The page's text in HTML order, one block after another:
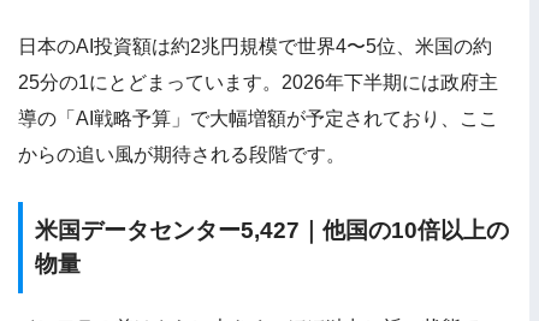
日本のAI投資額は約2兆円規模で世界4〜5位、米国の約
25分の1にとどまっています。2026年下半期には政府主
導の「AI戦略予算」で大幅増額が予定されており、ここ
からの追い風が期待される段階です。
米国データセンター5,427｜他国の10倍以上の
物量